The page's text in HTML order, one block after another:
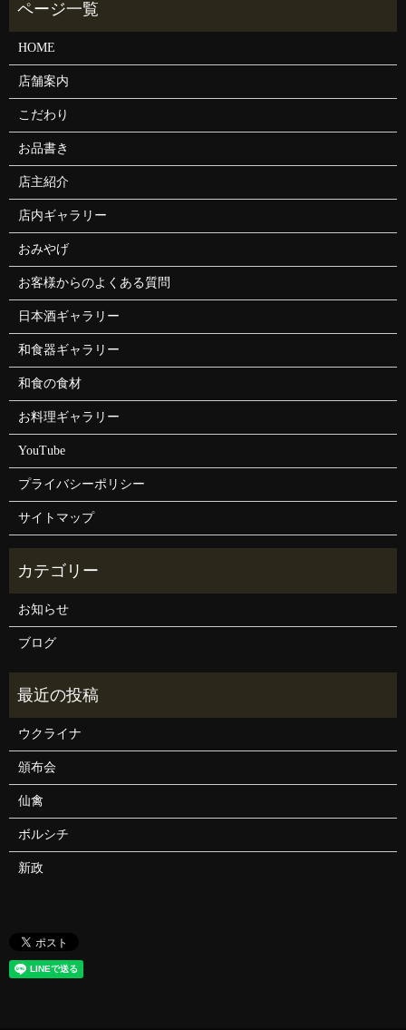
HOME
店舗案内
こだわり
お品書き
店主紹介
店内ギャラリー
おみやげ
お客様からのよくある質問
日本酒ギャラリー
和食器ギャラリー
和食の食材
お料理ギャラリー
YouTube
プライバシーポリシー
サイトマップ
お知らせ
ブログ
ウクライナ
頒布会
仙禽
ボルシチ
新政